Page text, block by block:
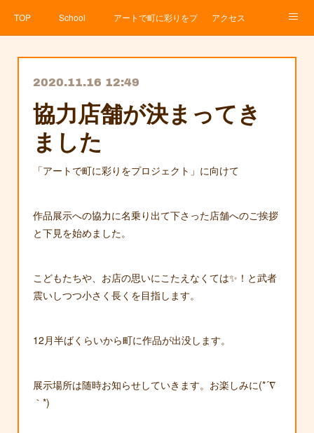
TOP School アートで町に彩りをプロジェクト
アクセス
2020.11.16 12:49
協力店舗が決まってき
ました
「アートで町に彩りをプロジェクト」に向けて
作品展示への協力に名乗り出て下さった店舗へのご挨拶
と下見を始めました。
こどもたちや、お店の思いにこたえなくては✨！と武者
震いしつつ小さく長くを目指します。
12月半ばくらいから町に作品が出没します。
展示場所は随時お知らせしていきます。お楽しみに(*´∇
｀*)